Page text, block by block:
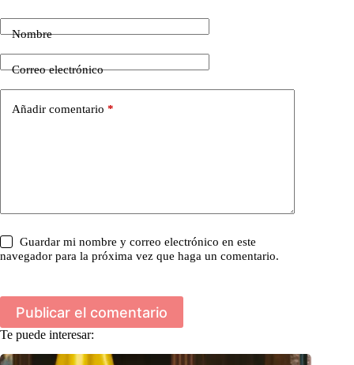
Nombre
Correo electrónico
Añadir comentario *
Guardar mi nombre y correo electrónico en este
navegador para la próxima vez que haga un comentario.
Publicar el comentario
Te puede interesar: